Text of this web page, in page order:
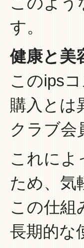
す。
健康と美
このips
購入とは
クラブ会
これによ
ため、気
この仕組
長期的な